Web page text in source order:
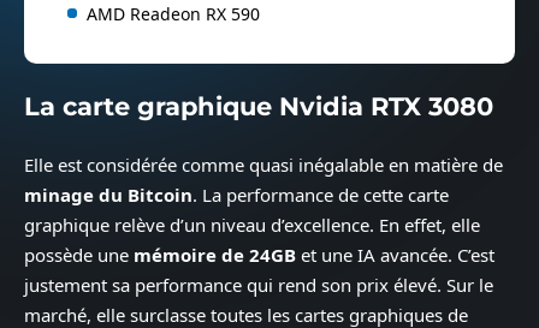
AMD Readeon RX 590
La carte graphique Nvidia RTX 3080
Elle est considérée comme quasi inégalable en matière de
minage du Bitcoin. La performance de cette carte
graphique relève d’un niveau d’excellence. En effet, elle
possède une mémoire de 24GB et une IA avancée. C’est
justement sa performance qui rend son prix élevé. Sur le
marché, elle surclasse toutes les cartes graphiques de